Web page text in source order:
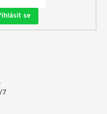
se
7